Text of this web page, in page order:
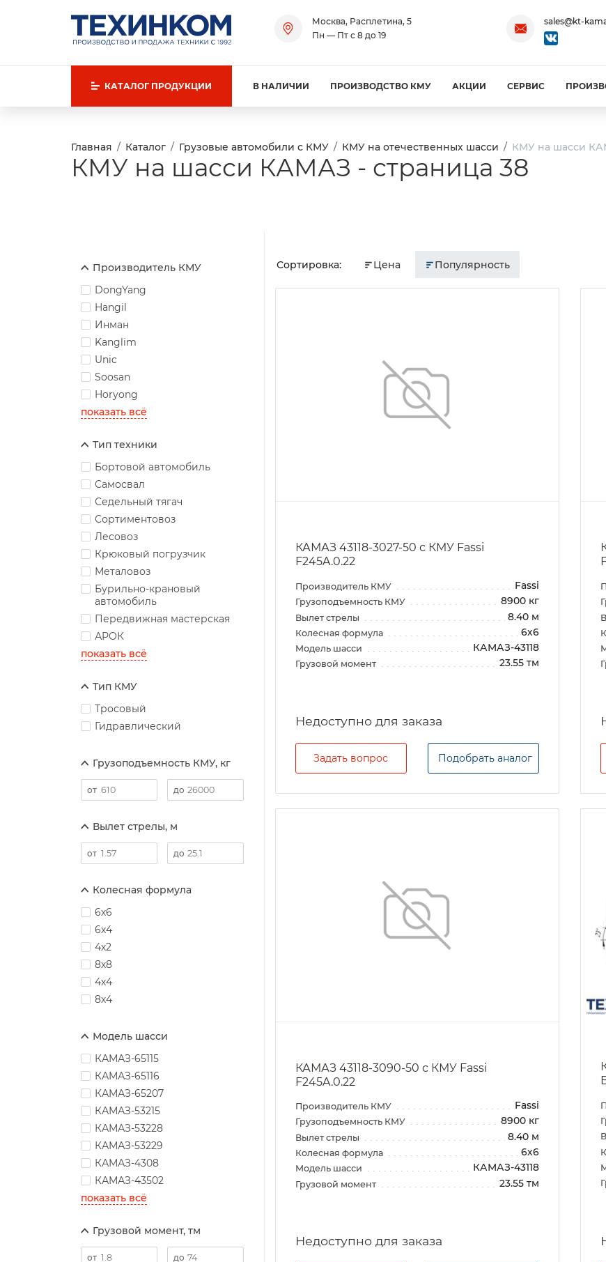
Москва, Расплетина, 5
Пн — Пт с 8 до 19
sales@kt-
КАТАЛОГ ПРОДУКЦИИ В НАЛИЧИИ ПРОИЗВОДСТВО КМУ АКЦИИ СЕРВИС
Главная Каталог Грузовые автомобили с КМУ КМУ на отечественных шасси КМУ на шасси
КМУ на шасси КАМАЗ - страница 38
Производитель КМУ
DongYang
Hangil
Инман
Kanglim
Unic
Soosan
Horyong
показать всё
Тип техники
Бортовой автомобиль
Самосвал
Седельный тягач
Сортиментовоз
Лесовоз
Крюковый погрузчик
Металовоз
Бурильно-крановый
автомобиль
Передвижная мастерская
АРОК
показать всё
Тип КМУ
Тросовый
Гидравлический
Грузоподъемность КМУ, кг
Вылет стрелы, м
Колесная формула
6х6
6х4
4х2
8х8
4х4
8х4
Модель шасси
КАМАЗ-65115
КАМАЗ-65116
КАМАЗ-65207
КАМАЗ-53215
КАМАЗ-53228
КАМАЗ-53229
КАМАЗ-4308
КАМАЗ-43502
показать всё
Грузовой момент, тм
Сортировка: Цена Популярность
КАМАЗ 43118-3027-50 с КМУ Fassi
F245A.0.22
Производитель КМУ Fassi
Грузоподъемность КМУ 8900 кг
Вылет стрелы 8.40 м
Колесная формула 6х6
Модель шасси КАМАЗ-43118
Грузовой момент 23.55 тм
Задать вопрос Подобрать аналог
КАМАЗ 43118-3090-50 с КМУ Fassi
F245A.0.22
Производитель КМУ Fassi
Грузоподъемность КМУ 8900 кг
Вылет стрелы 8.40 м
Колесная формула 6х6
Модель шасси КАМАЗ-43118
Грузовой момент 23.55 тм